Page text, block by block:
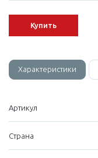
Купить
Характеристики
Артикул
Страна